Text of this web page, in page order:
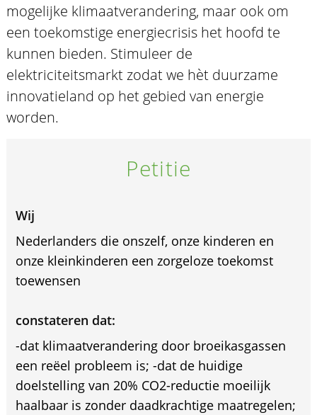
mogelijke klimaatverandering, maar ook om
een toekomstige energiecrisis het hoofd te
kunnen bieden. Stimuleer de
elektriciteitsmarkt zodat we hèt duurzame
innovatieland op het gebied van energie
worden.
Petitie
Wij
Nederlanders die onszelf, onze kinderen en
onze kleinkinderen een zorgeloze toekomst
toewensen
constateren dat:
-dat klimaatverandering door broeikasgassen
een reëel probleem is; -dat de huidige
doelstelling van 20% CO2-reductie moeilijk
haalbaar is zonder daadkrachtige maatregelen;